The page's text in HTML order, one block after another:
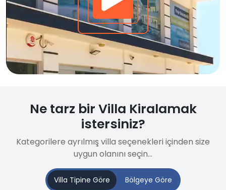
Ne tarz bir Villa Kiralamak
istersiniz?
Kategorilere ayrılmış villa seçenekleri içinden size
uygun olanını seçin...
Villa Tipine Göre Bölgeye Göre